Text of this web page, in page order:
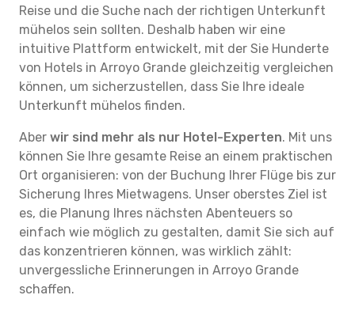
Reise und die Suche nach der richtigen Unterkunft
mühelos sein sollten. Deshalb haben wir eine
intuitive Plattform entwickelt, mit der Sie Hunderte
von Hotels in Arroyo Grande gleichzeitig vergleichen
können, um sicherzustellen, dass Sie Ihre ideale
Unterkunft mühelos finden.
Aber wir sind mehr als nur Hotel-Experten. Mit uns
können Sie Ihre gesamte Reise an einem praktischen
Ort organisieren: von der Buchung Ihrer Flüge bis zur
Sicherung Ihres Mietwagens. Unser oberstes Ziel ist
es, die Planung Ihres nächsten Abenteuers so
einfach wie möglich zu gestalten, damit Sie sich auf
das konzentrieren können, was wirklich zählt:
unvergessliche Erinnerungen in Arroyo Grande
schaffen.